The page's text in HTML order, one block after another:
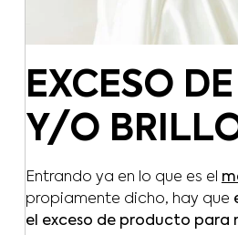
EXCESO
Y/O
Entrando ya en lo que es el
propiamente dicho, hay que
el exceso de producto para